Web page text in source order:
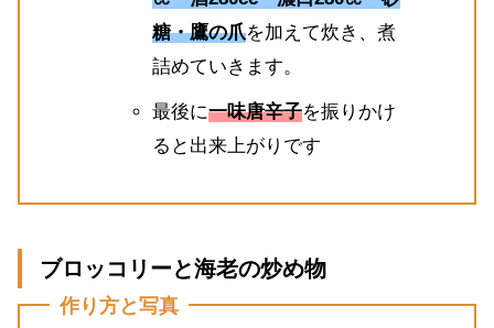
糖・鷹の爪を加えて炊き、煮
詰めていきます。
最後に一味唐辛子を振りかけ
ると出来上がりです
ブロッコリーと海老の炒め物
作り方と写真